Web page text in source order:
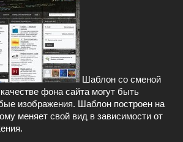
Шаблон со сменой
фона сайта могут быть
изображения. Шаблон построен на
меняет свой вид в зависимости от